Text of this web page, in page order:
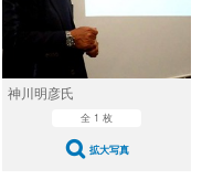
写真
神川明彦氏
全 1 枚
拡大写真